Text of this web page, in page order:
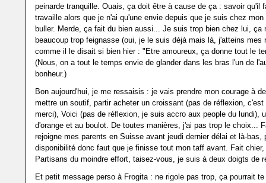
peinarde tranquille. Ouais, ça doit être à cause de ça : savoir qu'il
travaille alors que je n'ai qu'une envie depuis que je suis chez mon
buller. Merde, ça fait du bien aussi... Je suis trop bien chez lui, ça
beaucoup trop feignasse (oui, je le suis déjà mais là, j'atteins mes
comme il le disait si bien hier : "Etre amoureux, ça donne tout le
(Nous, on a tout le temps envie de glander dans les bras l'un de
bonheur.)
Bon aujourd'hui, je me ressaisis : je vais prendre mon courage à
mettre un soutif, partir acheter un croissant (pas de réflexion,
merci), Voici (pas de réflexion, je suis accro aux people du lundi),
d'orange et au boulot. De toutes manières, j'ai pas trop le choix...
rejoigne mes parents en Suisse avant jeudi dernier délai et là-bas,
disponibilité donc faut que je finisse tout mon taff avant. Fait
Partisans du moindre effort, taisez-vous, je suis à deux doigts de
Et petit message perso à Frogita : ne rigole pas trop, ça pourrait te